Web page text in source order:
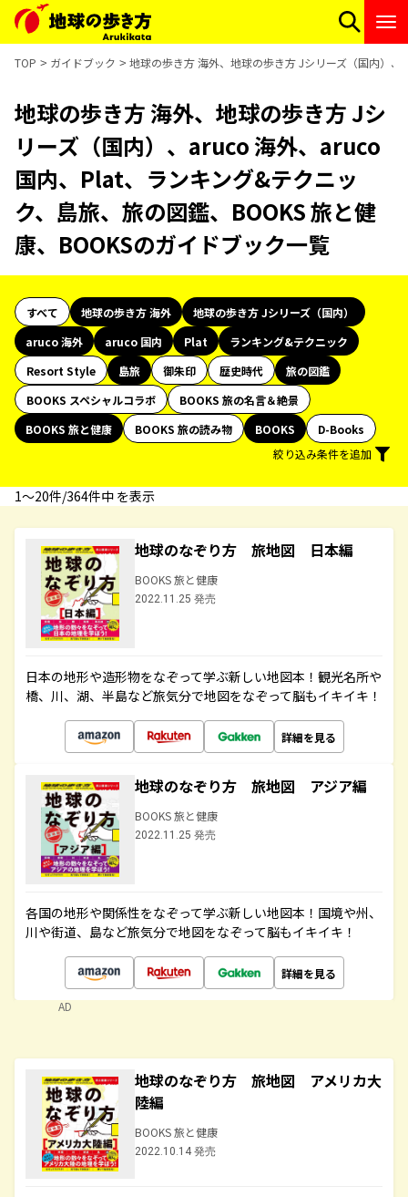
TOP ガイドブック 地球の歩き方 海外、地球の歩き方 Jシリーズ（国内）
地球の歩き方 海外、地球の歩き方 Jシ
リーズ（国内）、aruco 海外、aruco
国内、Plat、ランキング&テクニッ
ク、島旅、旅の図鑑、BOOKS 旅と健
康、BOOKSのガイドブック一覧
すべて 地球の歩き方 海外
地球の歩き方 Jシリーズ（国内）
aruco 海外
aruco 国内 Plat
ランキング&テクニック
Resort Style
島旅 御朱印 歴史時代
旅の図鑑
BOOKS スペシャルコラボ
BOOKS 旅の名言＆絶景
BOOKS 旅と健康
BOOKS 旅の読み物 BOOKS
D-Books
絞り込み条件を追加
1〜20件/364件中 を表示
地球のなぞり方 旅地図 日本編
BOOKS 旅と健康
2022.11.25 発売
日本の地形や造形物をなぞって学ぶ新しい地図本！観光名所や
橋、川、湖、半島など旅気分で地図をなぞって脳もイキイキ！
詳細を見る
地球のなぞり方 旅地図 アジア編
BOOKS 旅と健康
2022.11.25 発売
各国の地形や関係性をなぞって学ぶ新しい地図本！国境や州、
川や街道、島など旅気分で地図をなぞって脳もイキイキ！
詳細を見る
AD
地球のなぞり方 旅地図 アメリカ大
陸編
BOOKS 旅と健康
2022.10.14 発売